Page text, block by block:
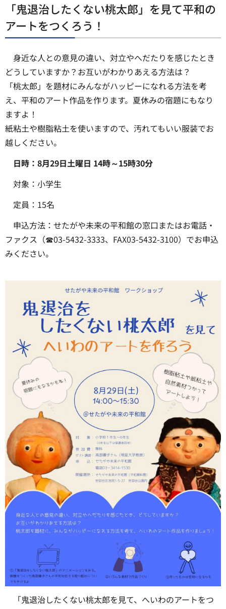
「鬼退治したくない桃太郎」を見て平和の
アートをつくろう！
身近な人との意見の違い、対立やへだたりを感じたとき
どうしていますか？お互いがわかりあえる方法は？
「桃太郎」を題材にみんながハッピーになれる方法を考
え、平和のアート作品を作ります。夏休みの宿題にもなり
ますよ！
紙粘土や樹脂粘土を使いますので、汚れてもいい服装でお
越しください。
日時：8月29日土曜日 14時～15時30分
対象：小学生
定員：15名
申込方法：せたがや未来の平和館の窓口またはお電話・
ファクス（☎03-5432-3333、FAX03-5432-3100）でお申込
みください。
「鬼退治したくない桃太郎を見て、へいわのアートをつ